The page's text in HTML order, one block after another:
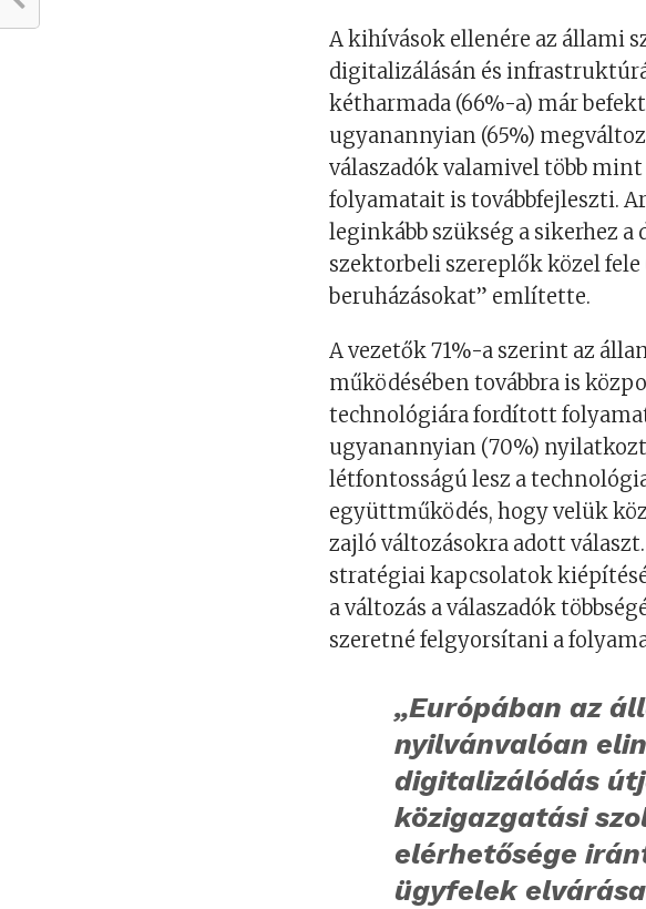
A kihívások ellenére az állami
digitalizálásán és
kétharmada (66%-a) már
ugyanannyian (65%)
válaszadók valamivel több mint
folyamatait is továbbfejleszti.
leginkább szükség a sikerhez
szektorbeli szereplők közel fele
beruházásokat” említette.
A vezetők 71%-a szerint az
működésében továbbra is
technológiára fordított
ugyanannyian (70%)
létfontosságú lesz a
együttműködés, hogy velük
zajló változásokra adott
stratégiai kapcsolatok
a változás a válaszadók
szeretné felgyorsítani a
„Európában az
nyilvánvalóan
digitalizálódás
közigazgatási
elérhetősége
ügyfelek